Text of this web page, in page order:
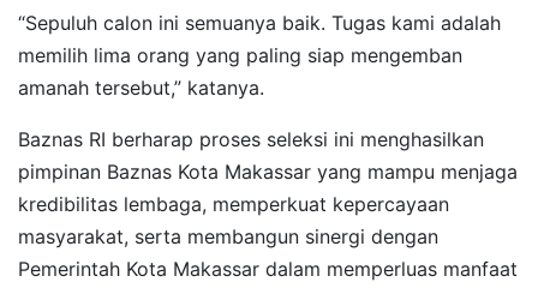
“Sepuluh calon ini semuanya baik. Tugas kami adalah
memilih lima orang yang paling siap mengemban
amanah tersebut,” katanya.
Baznas RI berharap proses seleksi ini menghasilkan
pimpinan Baznas Kota Makassar yang mampu menjaga
kredibilitas lembaga, memperkuat kepercayaan
masyarakat, serta membangun sinergi dengan
Pemerintah Kota Makassar dalam memperluas manfaat